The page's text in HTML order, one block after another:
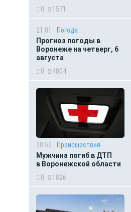
0
1571
21:01
Погода
Прогноз погоды в
Воронеже на четверг, 6
августа
0
4004
20:52
Происшествия
Мужчина погиб в ДТП
в Воронежской области
0
1826